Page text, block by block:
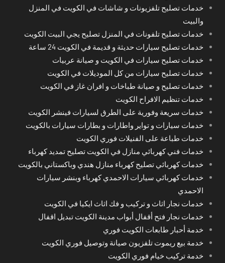
خدمات تصليح تلفزيونات و شاشات في الكويت في المنزل
والبيت
خدمات تصليح تلفونات في المنزل تصليح يجي البيت الكويت
خدمات تصليح سيارات حديثة و قديمة في الكويت 24 ساعة
خدمات تصليح سيارات في الكويت و صيانة عربيات
خدمات تصليح سيارات من كل الموديلات في الكويت
خدمات تصليح و صيانة طباخات و افران غاز في الكويت
خدمات تنظيم الافراح الكويت
خدمات سريعة وفورية على الطرق لسيارات فينشر الكويت
خدمات سيارات و تواير واطارات و بطارات سيارات بالكويت
خدمات طباعة على الفنيلات فوري الكويت
خدمات فني كهربائي منازل في الكويت تصليح تمديد كهرباء
خدمات كهربائي تصليح كهرباء منازل هندي وباكستاني بالكويت
خدمات كهربائي سيارات الاحمدي كهرباء وبنشر سيارات
الاحمدي
خدمات نجار اثاث و تركيب و فك اثاث ايكيا في الكويت
خدمات نجار فتح أقفال أبواب مدينة الكويت تبديل اقفال
خدمة أحبار طابعات الكويت فوري
خدمة بيع ريموت تلفزيون صيانة وتوصيل فوري الكويت
خدمة تركيب خيام فوري الكويت